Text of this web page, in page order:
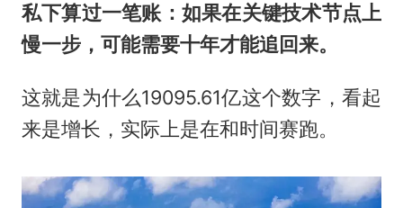
私下算过一笔账：如果在关键技术节点上
慢一步，可能需要十年才能追回来。
这就是为什么19095.61亿这个数字，看起
来是增长，实际上是在和时间赛跑。